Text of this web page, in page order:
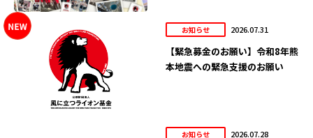
お知らせ 2026.07.31
【緊急募金のお願い】令和8年熊
本地震への緊急支援のお願い
お知らせ 2026.07.28